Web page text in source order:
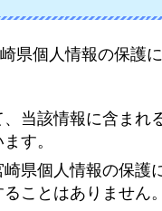
県個人情報の保護
当該情報に含まれ
す。
県個人情報の保
ことはありません。